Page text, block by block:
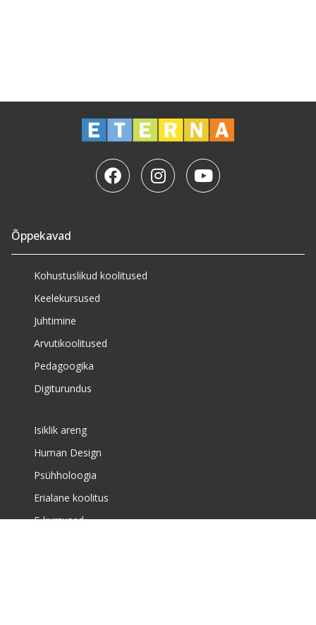
Õppekavad
Kohustuslikud koolitused
Keelekursused
Juhtimine
Arvutikoolitused
Pedagoogika
Digiturundus
Isiklik areng
Human Design
Psühholoogia
Erialane koolitus
E-kursused